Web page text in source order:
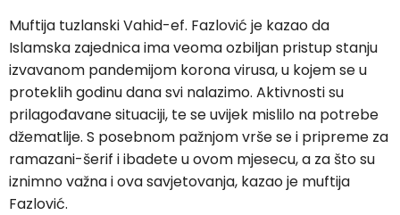
Muftija tuzlanski Vahid-ef. Fazlović je kazao da
Islamska zajednica ima veoma ozbiljan pristup stanju
izvavanom pandemijom korona virusa, u kojem se u
proteklih godinu dana svi nalazimo. Aktivnosti su
prilagođavane situaciji, te se uvijek mislilo na potrebe
džematlije. S posebnom pažnjom vrše se i pripreme za
ramazani-šerif i ibadete u ovom mjesecu, a za što su
iznimno važna i ova savjetovanja, kazao je muftija
Fazlović.